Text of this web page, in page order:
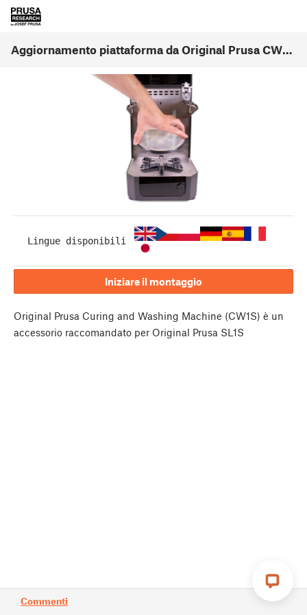
Aggiornamento piattaforma da Original Prusa CW1 a CW1S (1.00)
Commenti
Lingue disponibili
Iniziare il montaggio
Original Prusa Curing and Washing Machine (CW1S) è un
accessorio raccomandato per Original Prusa SL1S